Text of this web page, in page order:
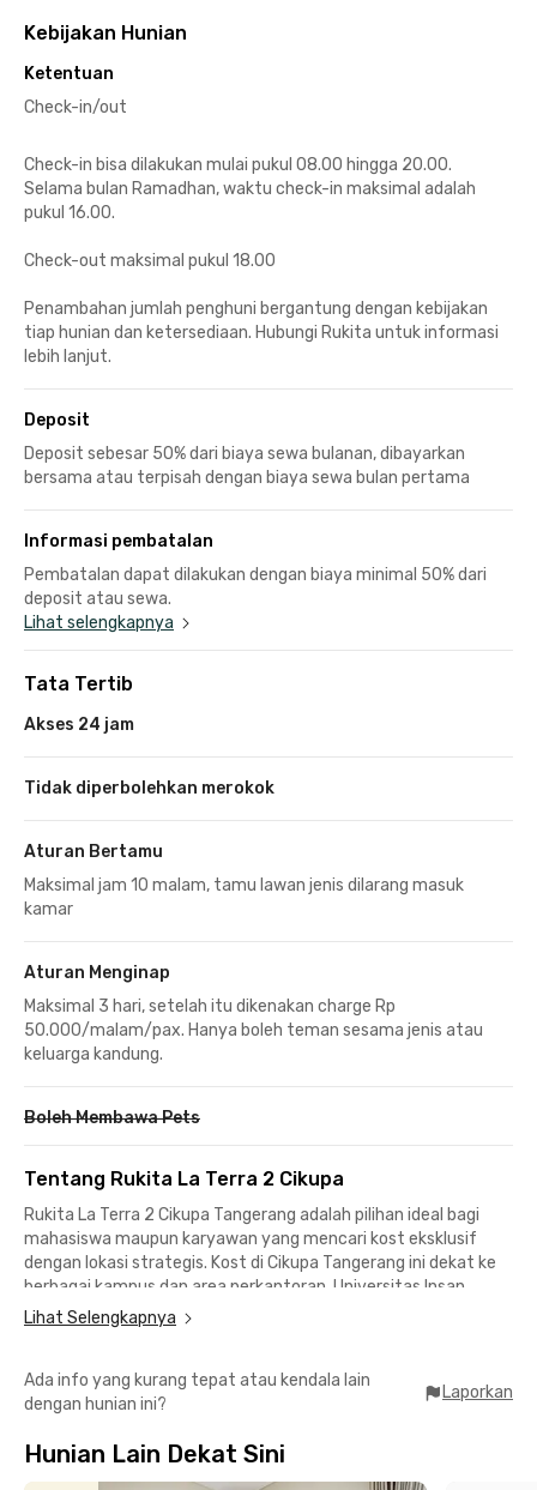
Kebijakan Hunian
Ketentuan
Check-in/out
Check-in bisa dilakukan mulai pukul 08.00 hingga 20.00.
Selama bulan Ramadhan, waktu check-in maksimal adalah
pukul 16.00.
Check-out maksimal pukul 18.00
Penambahan jumlah penghuni bergantung dengan kebijakan
tiap hunian dan ketersediaan. Hubungi Rukita untuk informasi
lebih lanjut.
Deposit
Deposit sebesar 50% dari biaya sewa bulanan, dibayarkan
bersama atau terpisah dengan biaya sewa bulan pertama
Informasi pembatalan
Pembatalan dapat dilakukan dengan biaya minimal 50% dari
deposit atau sewa.
Lihat selengkapnya
Tata Tertib
Akses 24 jam
Tidak diperbolehkan merokok
Aturan Bertamu
Maksimal jam 10 malam, tamu lawan jenis dilarang masuk
kamar
Aturan Menginap
Maksimal 3 hari, setelah itu dikenakan charge Rp
50.000/malam/pax. Hanya boleh teman sesama jenis atau
keluarga kandung.
Boleh Membawa Pets
Tentang Rukita La Terra 2 Cikupa
Rukita La Terra 2 Cikupa Tangerang adalah pilihan ideal bagi
mahasiswa maupun karyawan yang mencari kost eksklusif
dengan lokasi strategis. Kost di Cikupa Tangerang ini dekat ke
berbagai kampus dan area perkantoran. Universitas Insan
Pembangunan Indonesia (UNIPI), RS Hermina Bitung, hingga
kawasan industri Bitung bisa dicapai hanya dalam 20 menit
Mobilitas ke luar kota pun semakin mudah. Dari kost dekat
menit perjalanan. Lokasinya juga dekat Gerbang Tol Cikupa,
sekitar 18 menit saja, sehingga akses ke Jakarta maupun Merak
Lihat Selengkapnya
Ada info yang kurang tepat atau kendala lain
dengan hunian ini?
Laporkan
Hunian Lain Dekat Sini